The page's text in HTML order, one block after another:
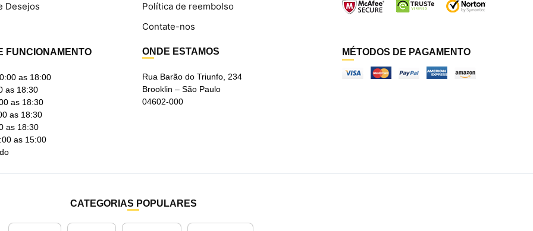
Desejos
FUNCIONAMENTO
as 18:00
as 18:30
as 18:30
as 18:30
as 18:30
as 15:00
Política de reembolso
Contate-nos
ONDE ESTAMOS
Rua Barão do Triunfo, 234
Brooklin – São Paulo
04602-000
MÉTODOS DE PAGAMENTO
CATEGORIAS POPULARES